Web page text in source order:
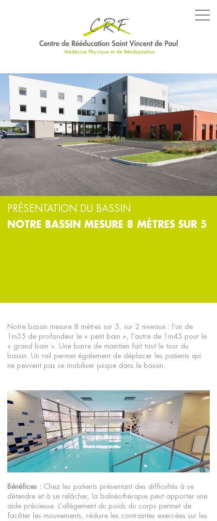
LE CENTRE
LES SERVICES
LES ÉQUIPEMENTS
PARCOURS SPÉCIFIQUES
NOS ENGAGEMENTS
ACTUALITÉS
PRÉSENTATION DU BASSIN
NOTRE BASSIN MESURE 8 MÈTRES SUR 5
Notre bassin mesure 8 mètres sur 5, sur 2 niveaux : l’un de
1m35 de profondeur le « petit bain », l’autre de 1m45 pour le
« grand bain ». Une barre de maintien fait tout le tour du
bassin. Un rail permet également de déplacer les patients qui
ne peuvent pas se mobiliser jusque dans le bassin.
Bénéfices : Chez les patients présentant des difficultés à se
détendre et à se relâcher, la balnéothérapie peut apporter une
aide précieuse. L’allègement du poids du corps permet de
faciliter les mouvements, réduire les contraintes exercées sur les